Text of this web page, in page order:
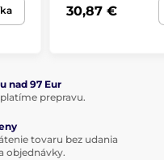
30,87 €
nad 97 Eur
prepravu.
tovaru bez udania
objednávky.